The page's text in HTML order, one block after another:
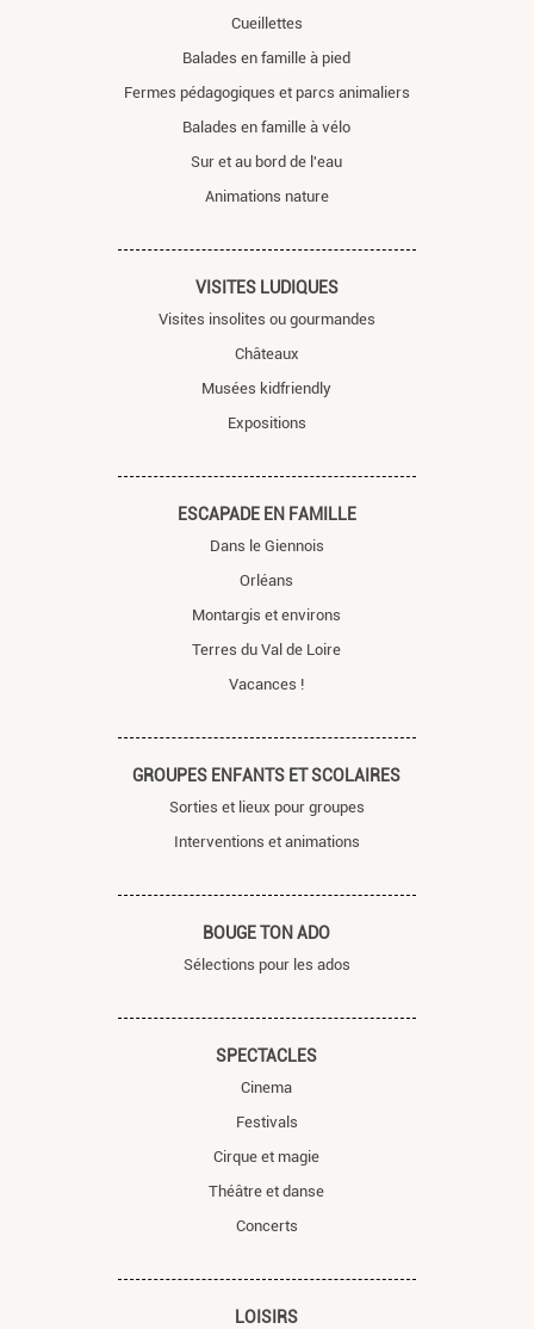
Cueillettes
Balades en famille à pied
Fermes pédagogiques et parcs animaliers
Balades en famille à vélo
Sur et au bord de l'eau
Animations nature
VISITES LUDIQUES
Visites insolites ou gourmandes
Châteaux
Musées kidfriendly
Expositions
ESCAPADE EN FAMILLE
Dans le Giennois
Orléans
Montargis et environs
Terres du Val de Loire
Vacances !
GROUPES ENFANTS ET SCOLAIRES
Sorties et lieux pour groupes
Interventions et animations
BOUGE TON ADO
Sélections pour les ados
SPECTACLES
Cinema
Festivals
Cirque et magie
Théâtre et danse
Concerts
LOISIRS